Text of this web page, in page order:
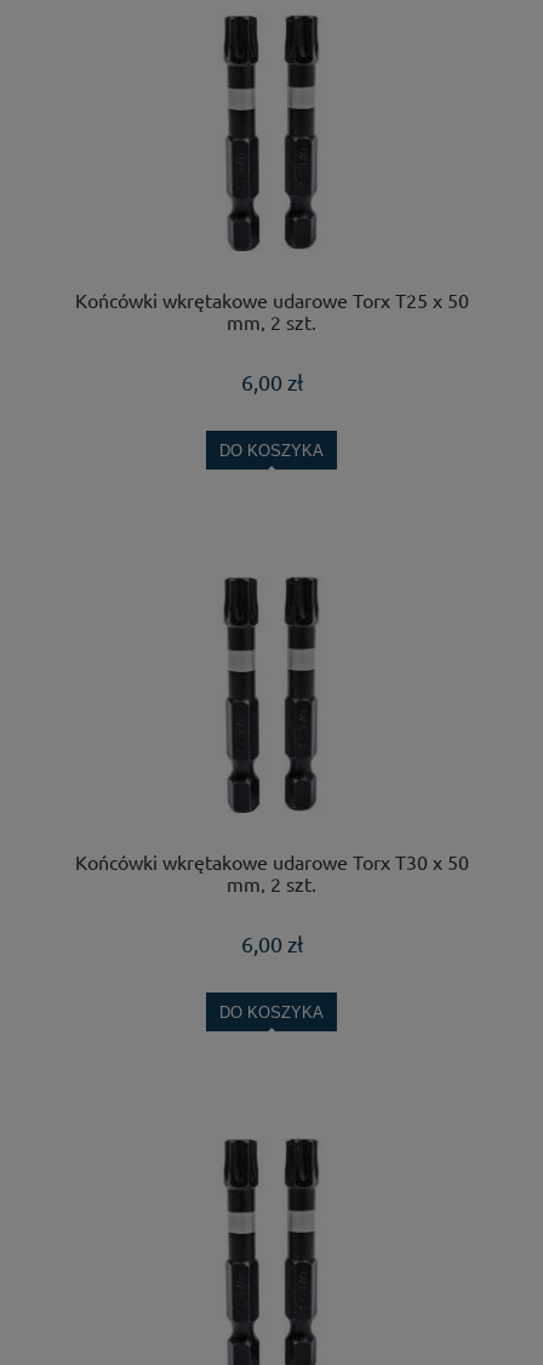
Końcówki wkrętakowe udarowe Torx T25 x 50
mm, 2 szt.
6,00 zł
DO KOSZYKA
Końcówki wkrętakowe udarowe Torx T30 x 50
mm, 2 szt.
6,00 zł
DO KOSZYKA